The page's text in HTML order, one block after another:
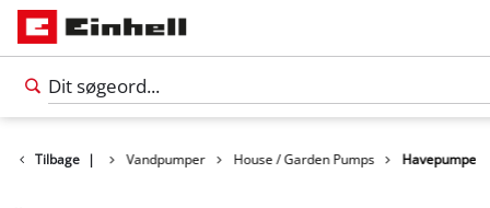
Tilbage |
Produkter Vandpumper House / Garden Pumps Havepumpe